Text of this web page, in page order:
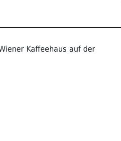
Kaffeehaus auf der